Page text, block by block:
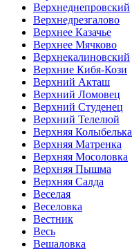
Верхнеднепровский
Верхнедрезгалово
Верхнее Казачье
Верхнее Мячково
Верхнекалиновский
Верхние Кибя-Кози
Верхний Акташ
Верхний Ломовец
Верхний Студенец
Верхний Телелюй
Верхняя Колыбелька
Верхняя Матренка
Верхняя Мосоловка
Верхняя Пышма
Верхняя Салда
Веселая
Веселовка
Вестник
Весь
Вешаловка